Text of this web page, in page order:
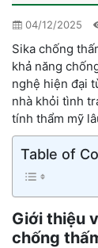
04/12/2025
Sika chống
khả năng
nghệ hiện đại
nhà khỏi tình
tính thẩm mỹ
Table of
Giới thiệu
chống